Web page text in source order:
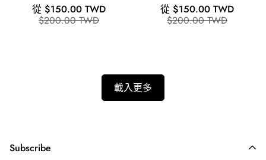
銷
售
從 $150.00 TWD
原
價
$200.00 TWD
銷
售
從 $150.00 TWD
原
價
$200.00 TWD
載入更多
Subscribe